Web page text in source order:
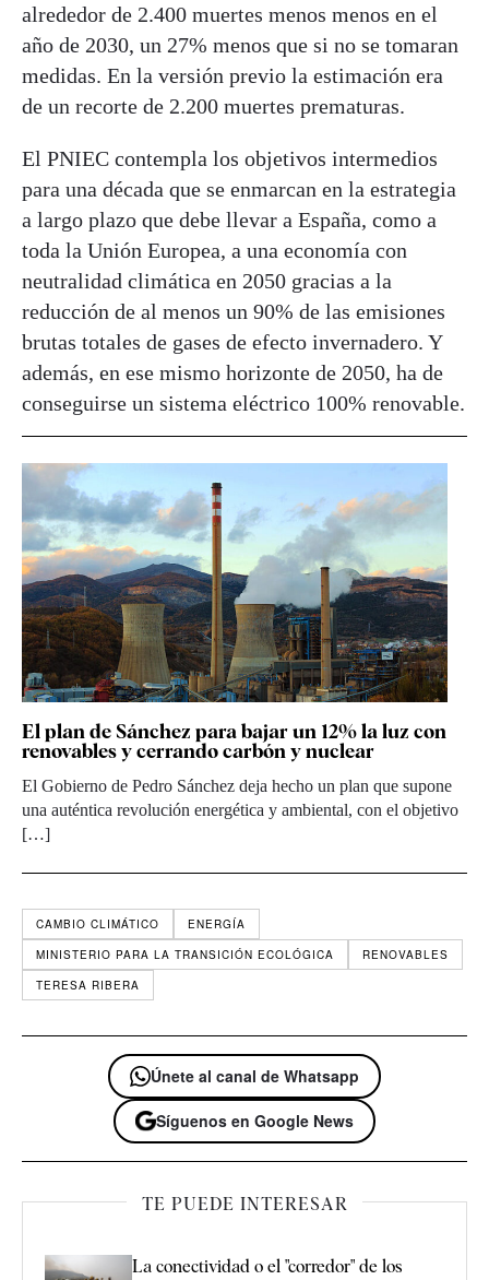
alrededor de 2.400 muertes menos menos en el
año de 2030, un 27% menos que si no se tomaran
medidas. En la versión previo la estimación era
de un recorte de 2.200 muertes prematuras.
El PNIEC contempla los objetivos intermedios
para una década que se enmarcan en la estrategia
a largo plazo que debe llevar a España, como a
toda la Unión Europea, a una economía con
neutralidad climática en 2050 gracias a la
reducción de al menos un 90% de las emisiones
brutas totales de gases de efecto invernadero. Y
además, en ese mismo horizonte de 2050, ha de
conseguirse un sistema eléctrico 100% renovable.
El plan de Sánchez para bajar un 12% la luz con
renovables y cerrando carbón y nuclear
El Gobierno de Pedro Sánchez deja hecho un plan que supone
una auténtica revolución energética y ambiental, con el objetivo
[…]
CAMBIO CLIMÁTICO
ENERGÍA
MINISTERIO PARA LA TRANSICIÓN ECOLÓGICA
RENOVABLES
TERESA RIBERA
Únete al canal de Whatsapp
Síguenos en Google News
TE PUEDE INTERESAR
La conectividad o el "corredor" de los